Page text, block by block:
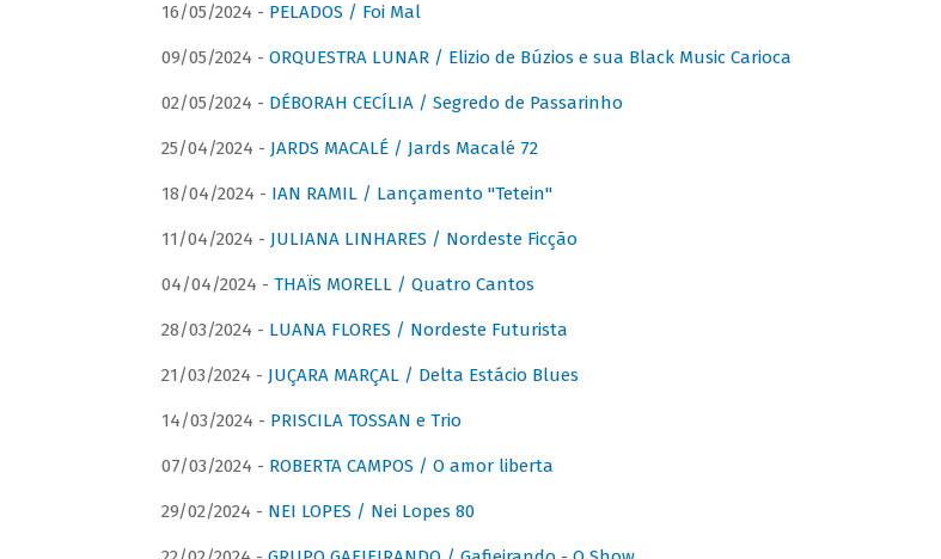
16/05/2024 - PELADOS / Foi Mal
09/05/2024 - ORQUESTRA LUNAR / Elizio de Búzios e sua Black Music Carioca
02/05/2024 - DÉBORAH CECÍLIA / Segredo de Passarinho
25/04/2024 - JARDS MACALÉ / Jards Macalé 72
18/04/2024 - IAN RAMIL / Lançamento "Tetein"
11/04/2024 - JULIANA LINHARES / Nordeste Ficção
04/04/2024 - THAÏS MORELL / Quatro Cantos
28/03/2024 - LUANA FLORES / Nordeste Futurista
21/03/2024 - JUÇARA MARÇAL / Delta Estácio Blues
14/03/2024 - PRISCILA TOSSAN e Trio
07/03/2024 - ROBERTA CAMPOS / O amor liberta
29/02/2024 - NEI LOPES / Nei Lopes 80